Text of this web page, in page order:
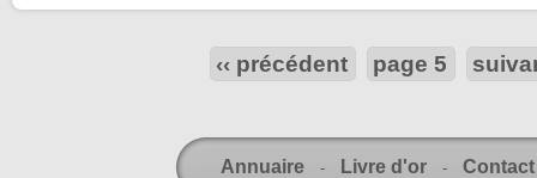
‹‹ précédent page 5
Annuaire - Livre d'or - Contact